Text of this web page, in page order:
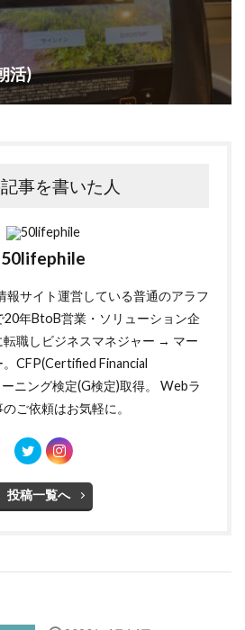
活)
事を書いた人
50lifephile
報サイト運営している普通のアラフ
20年BtoB営業・ソリューション企
職しビジネスマネジャー → マー
CFP(Certified Financial
ニング検定(G検定)取得。 Webラ
ご依頼はお気軽に。
投稿一覧へ